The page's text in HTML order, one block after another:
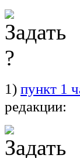
1) пункт 1
редакции: